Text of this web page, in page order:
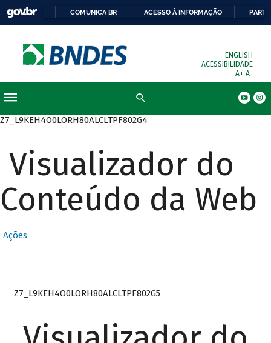
COMUNICA BR ACESSO À INFORMAÇÃO
ENGLISH
ACESSIBILIDADE
A+ A-
Z7_L9KEH4O0LORH80ALCLTPF802G4
Visualizador do
Conteúdo da Web
Ações
Z7_L9KEH4O0LORH80ALCLTPF802G5